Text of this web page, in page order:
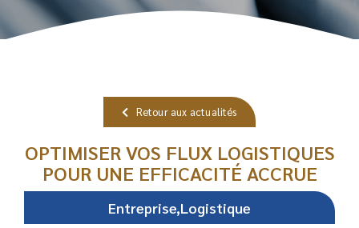
Retour aux actualités
OPTIMISER VOS FLUX LOGISTIQUES
POUR UNE EFFICACITÉ ACCRUE
Entreprise,Logistique